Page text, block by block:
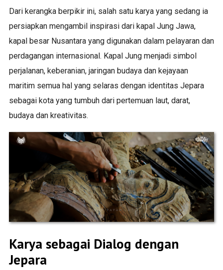
Dari kerangka berpikir ini, salah satu karya yang sedang ia
persiapkan mengambil inspirasi dari kapal Jung Jawa,
kapal besar Nusantara yang digunakan dalam pelayaran dan
perdagangan internasional. Kapal Jung menjadi simbol
perjalanan, keberanian, jaringan budaya dan kejayaan
maritim semua hal yang selaras dengan identitas Jepara
sebagai kota yang tumbuh dari pertemuan laut, darat,
budaya dan kreativitas.
Karya sebagai Dialog dengan
Jepara